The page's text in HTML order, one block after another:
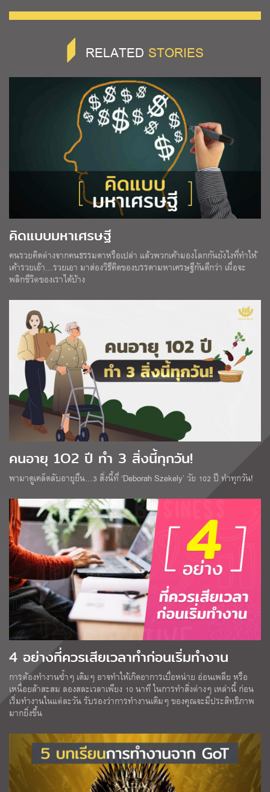
RELATED STORIES
คิดแบบมหาเศรษฐี
คนรวยคิดต่างจากคนธรรมดาหรือเปล่า แล้วพวกเค้ามองโลกกันยังไงที่ทำให้
เค้ารวยเอ๊า…รวยเอา มาส่องวิธีคิดของบรรดามหาเศรษฐีกันดีกว่า เผื่อจะ
พลิกชีวิตของเราได้บ้าง
คนอายุ 1O2 ปี ทำ 3 สิ่งนี้ทุกวัน!
พามาดูเคล็ดลับอายุยืน…3 สิ่งนี้ที่ ‘Deborah Szekely’ วัย 102 ปี ทำทุกวัน!
4 อย่างที่ควรเสียเวลาทำก่อนเริ่มทำงาน
การต้องทำงานซ้ำๆ เดิมๆ อาจทำให้เกิดอาการเบื่อหน่าย อ่อนเพลีย หรือ
เหนื่อยล้าสะสม ลองสละเวลาเพียง 10 นาที ในการทำสิ่งต่างๆ เหล่านี้ ก่อน
เริ่มทำงานในแต่ละวัน รับรองว่าการทำงานเดิมๆ ของคุณจะมีประสิทธิภาพ
มากยิ่งขึ้น